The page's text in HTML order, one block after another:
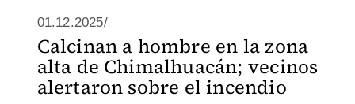
01.12.2025/
Calcinan a hombre en la zona
alta de Chimalhuacán; vecinos
alertaron sobre el incendio